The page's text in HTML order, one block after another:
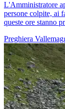
L'Amministratore
persone colpite, ai
queste ore stanno
Preghiera